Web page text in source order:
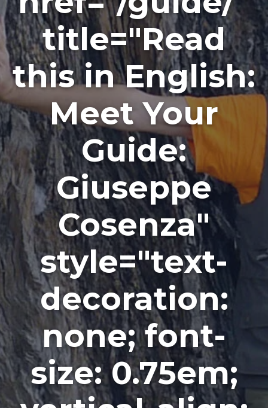
title="Read
this in English:
Meet Your
Guide:
Giuseppe
Cosenza"
style="text-
decoration:
none; font-
size: 0.75em;